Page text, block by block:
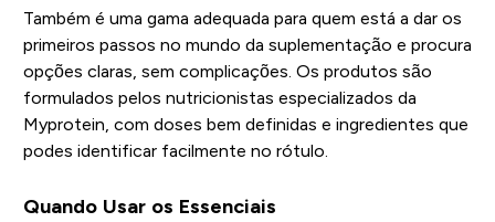
Também é uma gama adequada para quem está a dar os
primeiros passos no mundo da suplementação e procura
opções claras, sem complicações. Os produtos são
formulados pelos nutricionistas especializados da
Myprotein, com doses bem definidas e ingredientes que
podes identificar facilmente no rótulo.
Quando Usar os Essenciais